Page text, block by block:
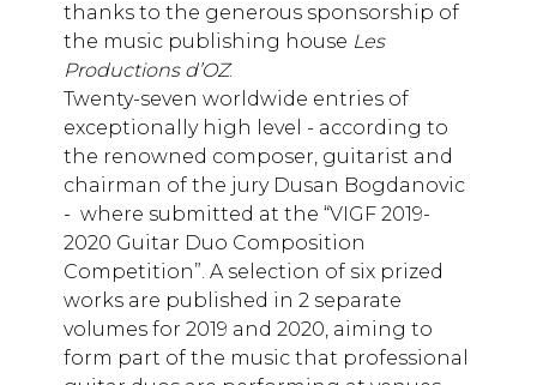
thanks to the generous sponsorship of
the music publishing house Les
Productions d’OZ.
Twenty-seven worldwide entries of
exceptionally high level - according to
the renowned composer, guitarist and
chairman of the jury Dusan Bogdanovic
- where submitted at the “VIGF 2019-
2020 Guitar Duo Composition
Competition”. A selection of six prized
works are published in 2 separate
volumes for 2019 and 2020, aiming to
form part of the music that professional